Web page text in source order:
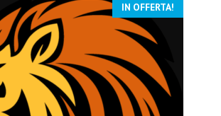
IN OFFERTA!